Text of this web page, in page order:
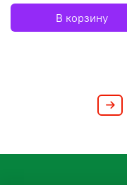
В корзину